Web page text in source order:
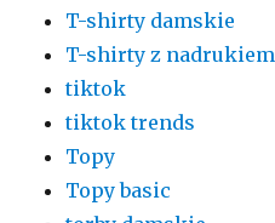
T-shirty damskie
T-shirty z nadrukiem
tiktok
tiktok trends
Topy
Topy basic